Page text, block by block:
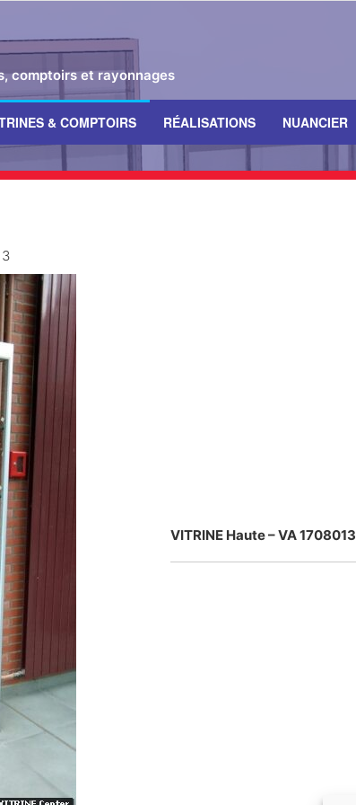
comptoirs et rayonnages
& COMPTOIRS RÉALISATIONS NUANCIER
VITRINE Haute – VA 1708013